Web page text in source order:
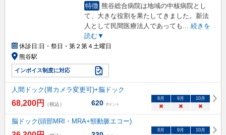
特徴 熊谷総合病院は地域の中核病院とし
て、大きな役割を果たしてきました。新法
人として民間医療法人であっても ... 続きを
読む▼
休診日:日・祭日・第２第４土曜日
熊谷駅
インボイス制度に対応
人間ドック(胃カメラ変更可)+脳ドック
68,200円 （税込） 620 ポイント
8月 9月 10月
× × ×
脳ドック(頭部MRI・MRA+頸動脈エコー)
8月 9月 10月